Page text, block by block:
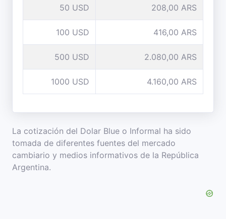
50 USD 208,00 ARS
100 USD 416,00 ARS
500 USD 2.080,00 ARS
1000 USD 4.160,00 ARS
La cotización del Dolar Blue o Informal ha sido
tomada de diferentes fuentes del mercado
cambiario y medios informativos de la República
Argentina.